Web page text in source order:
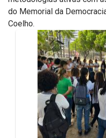
do Memorial da
Coelho.
Galeria de Mídias